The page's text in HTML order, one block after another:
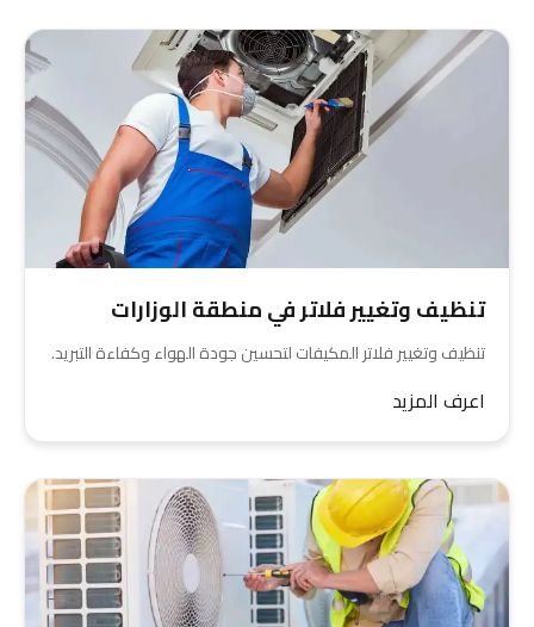
تنظيف وتغيير فلاتر في منطقة الوزارات
تنظيف وتغيير فلاتر المكيفات لتحسين جودة الهواء وكفاءة التبريد.
اعرف المزيد